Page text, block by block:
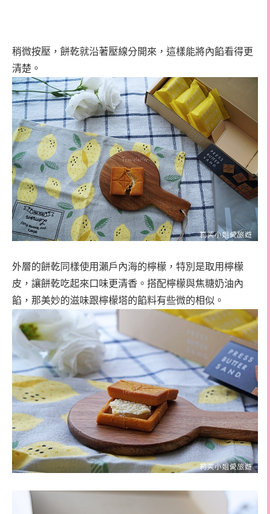
稍微按壓，餅乾就沿著壓線分開來，這樣能將內餡看得更
清楚。
外層的餅乾同樣使用瀨戶內海的檸檬，特別是取用檸檬
皮，讓餅乾吃起來口味更清香。搭配檸檬與焦糖奶油內
餡，那美妙的滋味跟檸檬塔的餡料有些微的相似。